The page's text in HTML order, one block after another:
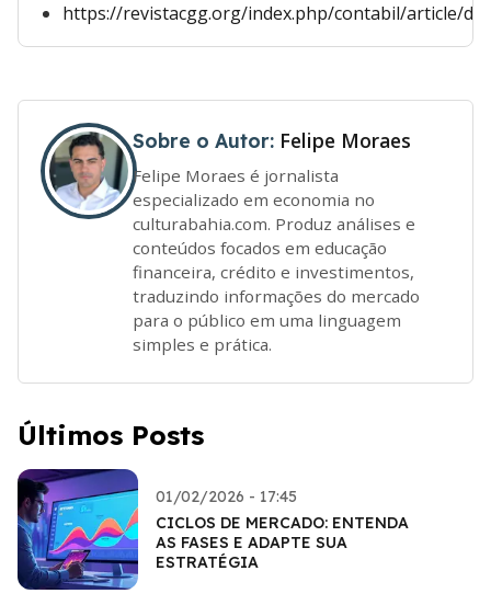
https://revistacgg.org/index.php/contabil/article/
Sobre o Autor: Felipe Moraes
Felipe Moraes é jornalista
especializado em economia no
culturabahia.com. Produz análises e
conteúdos focados em educação
financeira, crédito e investimentos,
traduzindo informações do mercado
para o público em uma linguagem
simples e prática.
Últimos Posts
01/02/2026 - 17:45
CICLOS DE MERCADO: ENTENDA
AS FASES E ADAPTE SUA
ESTRATÉGIA